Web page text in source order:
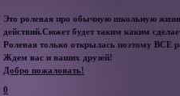
Это ролевая про обычную школьную
действий.Сюжет будет таким каким
Ролевая только открылась поэтому ВСЕ
Ждем вас и ваших друзей!
Добро пожаловать!
0